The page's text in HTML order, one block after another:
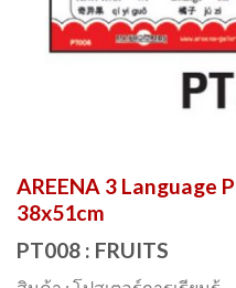
AREENA 3 Language
38x51cm
PT008 : FRUITS